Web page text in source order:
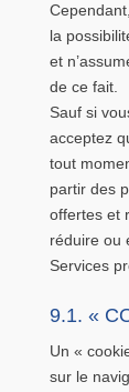
Cependant,
la
et
de ce fait.
Sauf si
acceptez
tout
partir des
offertes et
réduire ou
Services
9.1. «
Un «
sur le